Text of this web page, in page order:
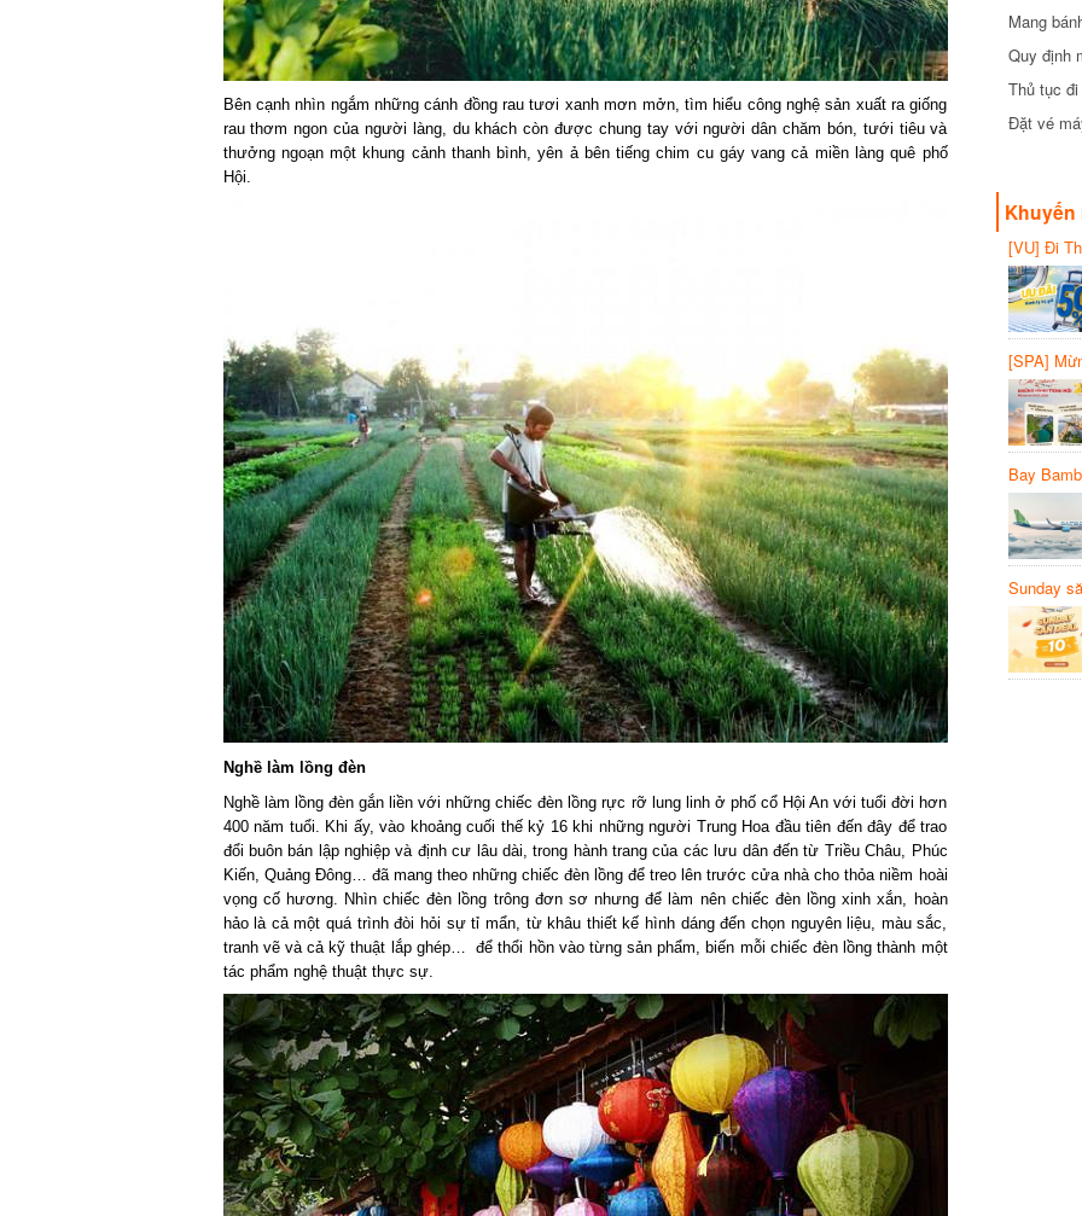
Bên cạnh nhìn ngắm những cánh đồng rau tươi xanh mơn mởn, tìm hiểu công nghệ sản xuất ra giống
rau thơm ngon của người làng, du khách còn được chung tay với người dân chăm bón, tưới tiêu và
thưởng ngoạn một khung cảnh thanh bình, yên ả bên tiếng chim cu gáy vang cả miền làng quê phố
Hội.
Nghề làm lồng đèn
Nghề làm lồng đèn gắn liền với những chiếc đèn lồng rực rỡ lung linh ở phố cổ Hội An với tuổi đời hơn
400 năm tuổi. Khi ấy, vào khoảng cuối thế kỷ 16 khi những người Trung Hoa đầu tiên đến đây để trao
đổi buôn bán lập nghiệp và định cư lâu dài, trong hành trang của các lưu dân đến từ Triều Châu, Phúc
Kiến, Quảng Đông… đã mang theo những chiếc đèn lồng để treo lên trước cửa nhà cho thỏa niềm hoài
vọng cố hương. Nhìn chiếc đèn lồng trông đơn sơ nhưng để làm nên chiếc đèn lồng xinh xắn, hoàn
hảo là cả một quá trình đòi hỏi sự tỉ mẩn, từ khâu thiết kế hình dáng đến chọn nguyên liệu, màu sắc,
tranh vẽ và cả kỹ thuật lắp ghép… để thổi hồn vào từng sản phẩm, biến mỗi chiếc đèn lồng thành một
tác phẩm nghệ thuật thực sự.
Mang
Quy định
Thủ tục
Đặt vé
Khuyến
[VU] Đi
giảm 50%
[SPA]
20%
Bay
Sunday